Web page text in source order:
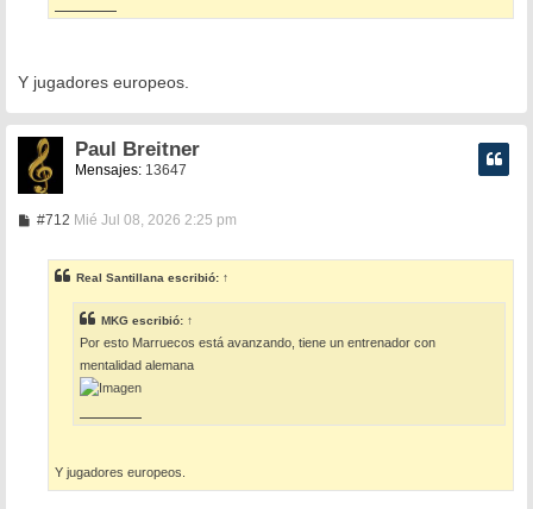
Y jugadores europeos.
Paul Breitner
Mensajes:13647
#712M
s
a
Mié Jul 08, 2026 2:25 pm
Real Santillana escribió: ↑
MKG escribió: ↑
Por esto Marruecos está avanzando, tiene un entrenador con
mentalidad alemana
Y jugadores europeos.